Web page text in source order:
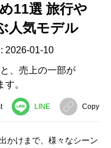
11選 旅行や
人気モデル
2026-01-10
、売上の一部が
。
LINE Copy
かけまで、様々なシーン